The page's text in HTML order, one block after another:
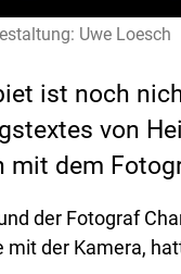
Uwe Loesch
ist noch
von
mit dem
der Fotograf
mit der Kamera,